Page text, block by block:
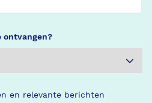
ontvangen?
en relevante berichten